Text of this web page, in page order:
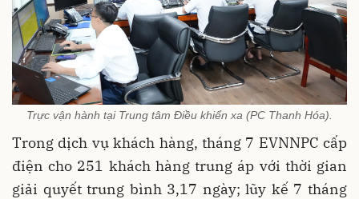
Trực vận hành tại Trung tâm Điều khiển xa (PC Thanh Hóa).
Trong dịch vụ khách hàng, tháng 7 EVNNPC cấp
điện cho 251 khách hàng trung áp với thời gian
giải quyết trung bình 3,17 ngày; lũy kế 7 tháng